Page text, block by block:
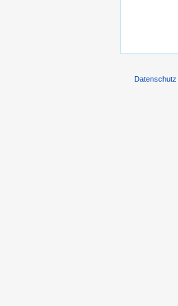
Datenschutz